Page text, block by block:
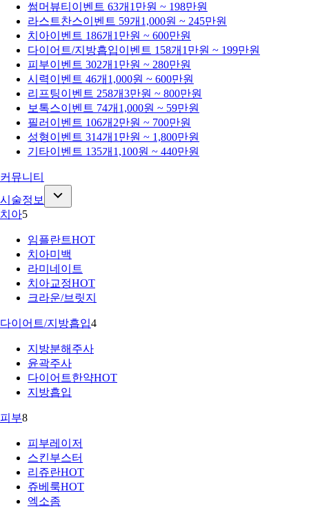
썸머뷰티 이벤트 63개 1만원 ~ 198만원
라스트찬스이벤트 59개 1,000원 ~ 245만원
치아이벤트 186개 1만원 ~ 600만원
다이어트/지방흡입이벤트 158개 1만원 ~ 199만원
피부이벤트 302개 1만원 ~ 280만원
시력이벤트 46개 1,000원 ~ 600만원
리프팅이벤트 258개3만원 ~ 800만원
보톡스이벤트 74개 1,000원 ~ 59만원
필러 이벤트 106개 2만원 ~ 700만원
성형이벤트 314개 1만원 ~ 1,800만원
기타이벤트 135개 1,100원 ~ 440만원
커뮤니티
시술정보
치아5
임플란트HOT
치아미백
라미네이트
치아교정HOT
크라운/브릿지
다이어트/지방흡입4
지방분해주사
윤곽주사
다이어트한약HOT
지방흡입
피부8
피부레이저
스킨부스터
리쥬란HOT
쥬베룩HOT
엑소좀